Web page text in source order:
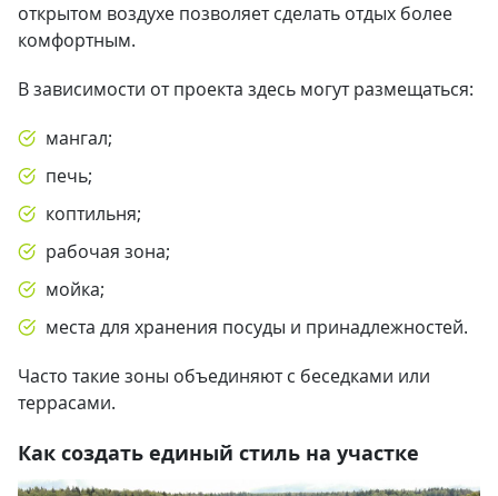
открытом воздухе позволяет сделать отдых более
комфортным.
В зависимости от проекта здесь могут размещаться:
мангал;
печь;
коптильня;
рабочая зона;
мойка;
места для хранения посуды и принадлежностей.
Часто такие зоны объединяют с беседками или
террасами.
Как создать единый стиль на участке